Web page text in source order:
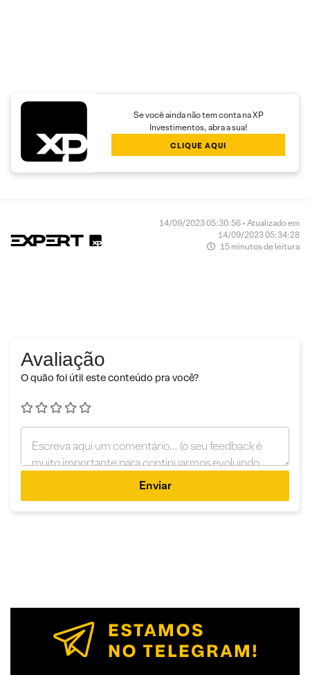
Se você ainda não tem conta na XP
Investimentos, abra a sua!
CLIQUE AQUI
14/09/2023 05:30:56 • Atualizado em
14/09/2023 05:34:28
15 minutos de leitura
Avaliação
O quão foi útil este conteúdo pra você?
Enviar